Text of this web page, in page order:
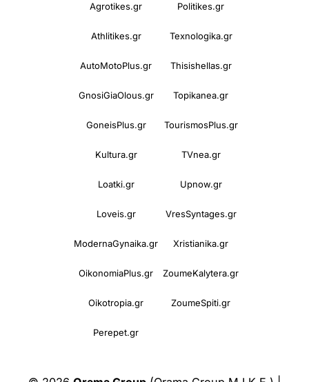
Agrotikes.gr Politikes.gr
Athlitikes.gr Texnologika.gr
AutoMotoPlus.gr Thisishellas.gr
GnosiGiaOlous.gr Topikanea.gr
GoneisPlus.gr TourismosPlus.gr
Kultura.gr TVnea.gr
Loatki.gr Upnow.gr
Loveis.gr VresSyntages.gr
ModernaGynaika.gr Xristianika.gr
OikonomiaPlus.gr ZoumeKalytera.gr
Oikotropia.gr ZoumeSpiti.gr
Perepet.gr